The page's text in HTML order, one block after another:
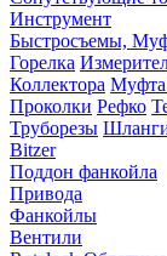
Инструмент
Быстросъемы,
Горелка
Коллектора Муфта
Проколки Рефко
Труборезы
Bitzer
Поддон фанкойла
Привода
Фанкойлы
Вентили